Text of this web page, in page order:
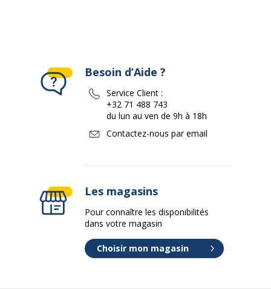
Besoin d’Aide ?
Service Client :
+32 71 488 743
du lun au ven de 9h à 18h
Contactez-nous par email
Les magasins
Pour connaître les disponibilités
dans votre magasin
Choisir mon magasin